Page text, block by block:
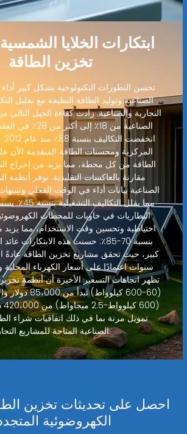
ابتكارات الخلايا
تخزين الطاقة
تحسن التطورات التكنولوجية بشكل كبير أداء
الصناعية وتوليد الطاقة النظيفة مع تقليل
التجارية والصناعية. زادت كفاءة الجيل التالي
الصناعية من 18٪ إلى
المركزية ومحسنات الطاقة المتقدمة الآن
مقارنة بالعاكسات التقليدية. توفر أنظمة
الصناعية بيانات أداء في الوقت الفعلي وتنبيهات
مما يقلل
البطاريات في حاويات للمحطات
احتياطية وتحسين وقت الاستخدام، مما يزيد
بنسبة 70-85٪. حسنت هذه الابتكارات
سنوات اعتمادًا على أسعار الكهرباء المحلية
تظهر اتجاهات التسعير الأخيرة أن أنظمة
(60-600 كيلوواط)
تمويل مرنة بما في ذلك اتفاقيات شراء
الصناعية المتاحة للمشاريع التجارية.
احصل على تحديثات تخزين
الكهروضوئية